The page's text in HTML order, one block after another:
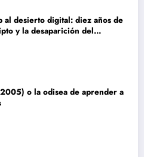
al desierto digital: diez años de
y la desaparición del
o la odisea de aprender a